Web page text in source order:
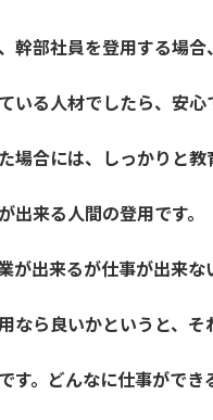
幹部社員を登用する場合、
いる人材でしたら、安心
場合には、しっかりと教
出来る人間の登用です。
が出来るが仕事が出来な
なら良いかというと、そ
す。どんなに仕事がで